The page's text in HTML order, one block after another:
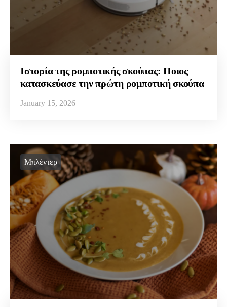
Ιστορία της ρομποτικής σκούπας: Ποιος
κατασκεύασε την πρώτη ρομποτική σκούπα
January 15, 2026
Μπλέντερ